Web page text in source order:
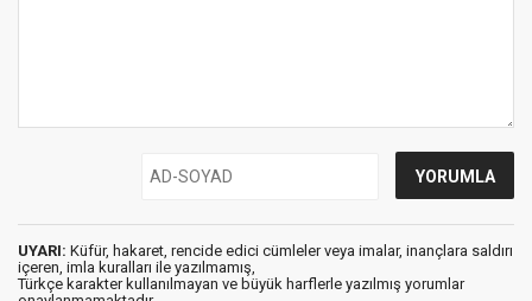
UYARI: Küfür, hakaret, rencide edici cümleler veya imalar, inançlara saldırı
içeren, imla kuralları ile yazılmamış,
Türkçe karakter kullanılmayan ve büyük harflerle yazılmış yorumlar